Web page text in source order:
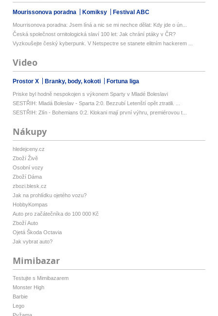
Mourissonova poradna Komiksy Festival ABC
Mourrisonova poradna: Jsem líná a nic se mi nechce dělat: Kdy jde o ún...
Česká společnost ornitologická slaví 100 let: Jak chrání ptáky v ČR?
Vyzkoušejte český kyberpunk. V Netspectre se stanete elitním hackerem ...
Video
Prostor X Branky, body, kokoti Fortuna liga
Priske byl hodně nespokojen s výkonem Sparty v Mladé Boleslavi
SESTŘIH: Mladá Boleslav - Sparta 2:0. Bezzubí Letenští opět ztratili. ...
SESTŘIH: Zlín - Bohemians 0:2. Klokani mají první výhru, premiérovou t...
Nákupy
hledejceny.cz
Zboží Živě
Osobní vozy
Zboží Dáma
zbozi.blesk.cz
Jak na prohlídku ojetého vozu?
HobbyKompas
Auto pro začátečníka do 100 000 Kč
Zboží Auto
Ojetá Škoda Octavia
Jak vybrat auto?
Mimibazar
Testujte s Mimibazarem
Monster High
Barbie
Lego